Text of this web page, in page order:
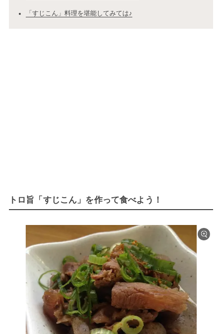
「すじこん」料理を堪能してみては♪
トロ旨「すじこん」を作って食べよう！